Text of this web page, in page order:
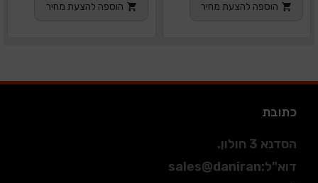
הוספה להצעת מחיר הוספה להצעת מחיר
כתובת
הסדנא 3 חולון.
דוא"ל:
sales@daniran